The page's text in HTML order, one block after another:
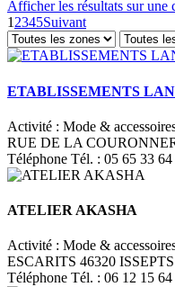
Afficher les résultats sur une
1 2345Suivant
ETABLISSEMENTS
Activité : Mode &
RUE DE LA
Téléphone Tél. : 05 65 33 64
ATELIER AKASHA
Activité : Mode &
ESCARITS 46320 ISSEPTS
Téléphone Tél. : 06 12 15 64